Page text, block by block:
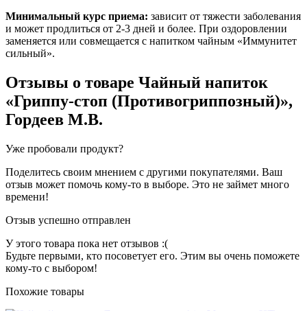
Минимальный курс приема: зависит от тяжести заболевания
и может продлиться от 2-3 дней и более. При оздоровлении
заменяется или совмещается с напитком чайным «Иммунитет
сильный».
Отзывы о товаре Чайный напиток
«Гриппу-стоп (Противогриппозный)»,
Гордеев М.В.
Уже пробовали продукт?
Поделитесь своим мнением с другими покупателями. Ваш
отзыв может помочь кому-то в выборе. Это не займет много
времени!
Отзыв успешно отправлен
У этого товара пока нет отзывов :(
Будьте первыми, кто посоветует его. Этим вы очень поможете
кому-то с выбором!
Похожие товары